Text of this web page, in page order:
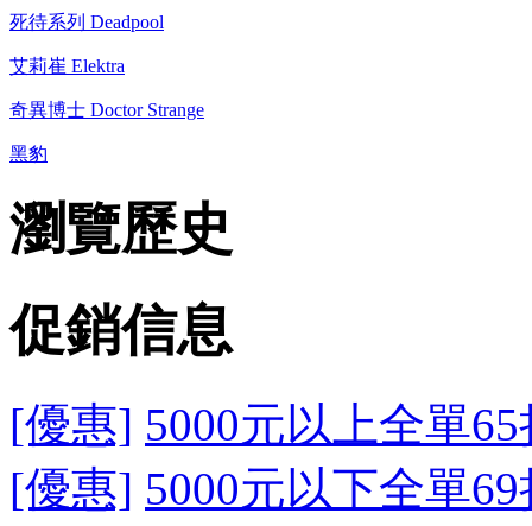
死待系列 Deadpool
艾莉崔 Elektra
奇異博士 Doctor Strange
黑豹
瀏覽歷史
促銷信息
[優惠] 5000元以上全單65
[優惠] 5000元以下全單69